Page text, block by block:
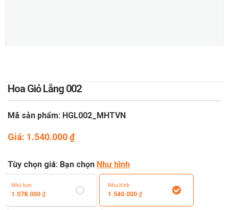
Hoa Giỏ Lẵng 002
Mã sản phẩm: HGL002_MHTVN
Giá: 1.540.000₫
Tùy chọn giá: Bạn chọn Như hình
Nhỏ hơn
1.078.000 ₫
Như hình
1.540.000₫